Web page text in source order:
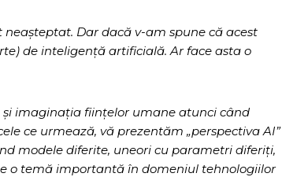
Dar dacă v-am spune că acest
de inteligență artificială. Ar face asta o
imaginația ființelor umane atunci când
ce urmează, vă prezentăm „perspectiva AI”
modele diferite, uneori cu parametri diferiți,
o temă importantă în domeniul tehnologiilor